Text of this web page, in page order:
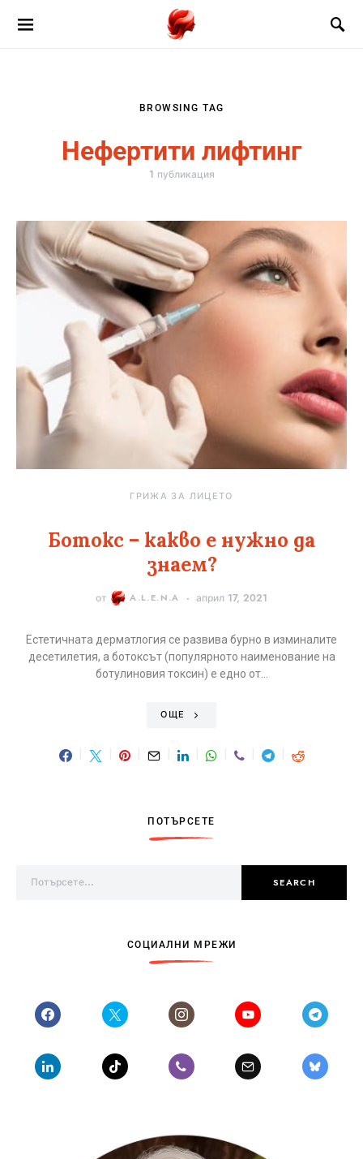
BROWSING TAG
Нефертити лифтинг
1 публикация
ГРИЖА ЗА ЛИЦЕТО
Ботокс – какво е нужно да
знаем?
от A.L.E.N.A април 17, 2021
Естетичната дерматлогия се развива бурно в изминалите
десетилетия, а ботоксът (популярното наименование на
ботулиновия токсин) е едно от…
ОЩЕ
ПОТЪРСЕТЕ
SEARCH
СОЦИАЛНИ МРЕЖИ